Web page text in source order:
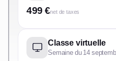
499 €net de taxes
Classe virtuelle
Semaine du 14